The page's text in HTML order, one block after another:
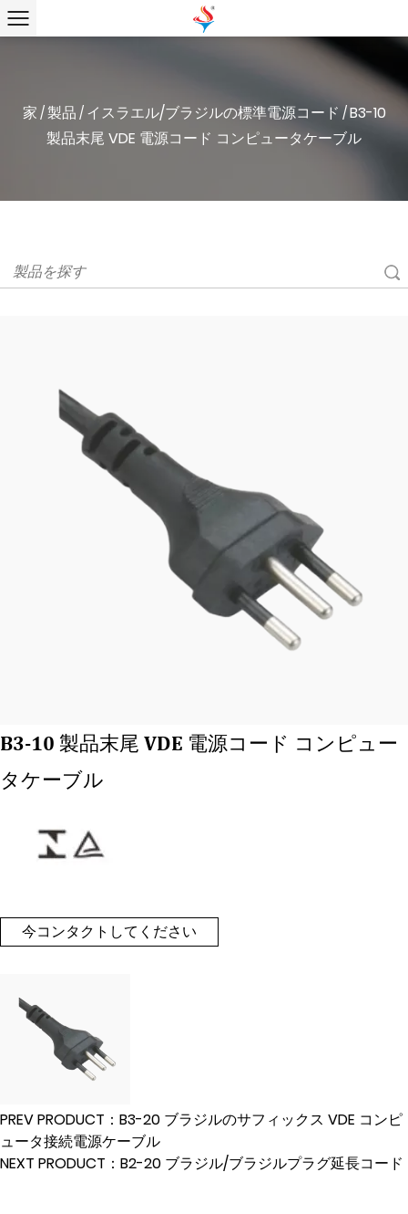
家 /製品 / イスラエル/ブラジルの標準電源コード /B3-10
製品末尾 VDE 電源コード コンピュータケーブル
B3-10 製品末尾 VDE 電源コード コンピュー
タケーブル
今コンタクトしてください
PREV PRODUCT：B3-20 ブラジルのサフィックス VDE コンピ
ュータ接続電源ケーブル
NEXT PRODUCT：B2-20 ブラジル/ブラジルプラグ延長コード